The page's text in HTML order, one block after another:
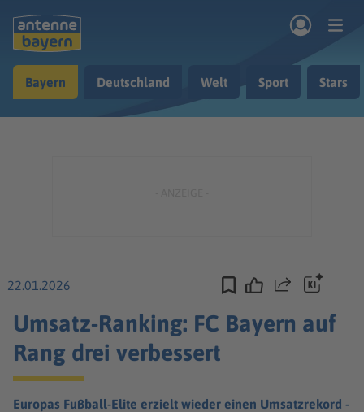
Musik & Radio
Bayern Deutschland Welt Sport Stars
22.01.2026 Teilen
Umsatz-Ranking: FC Bayern auf
Rang drei verbessert
Europas Fußball-Elite erzielt wieder einen Umsatzrekord -